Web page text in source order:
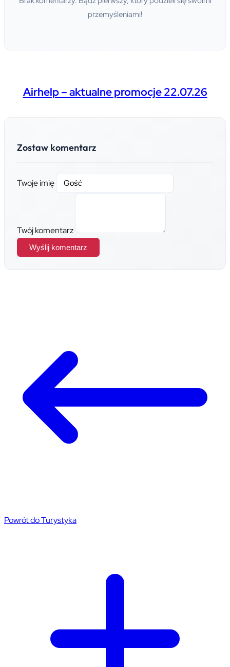
przemyśleniami!
Airhelp – aktualne promocje 22.07.26
Zostaw komentarz
Twoje imię
Twój komentarz
Wyślij komentarz
Powrót do Turystyka